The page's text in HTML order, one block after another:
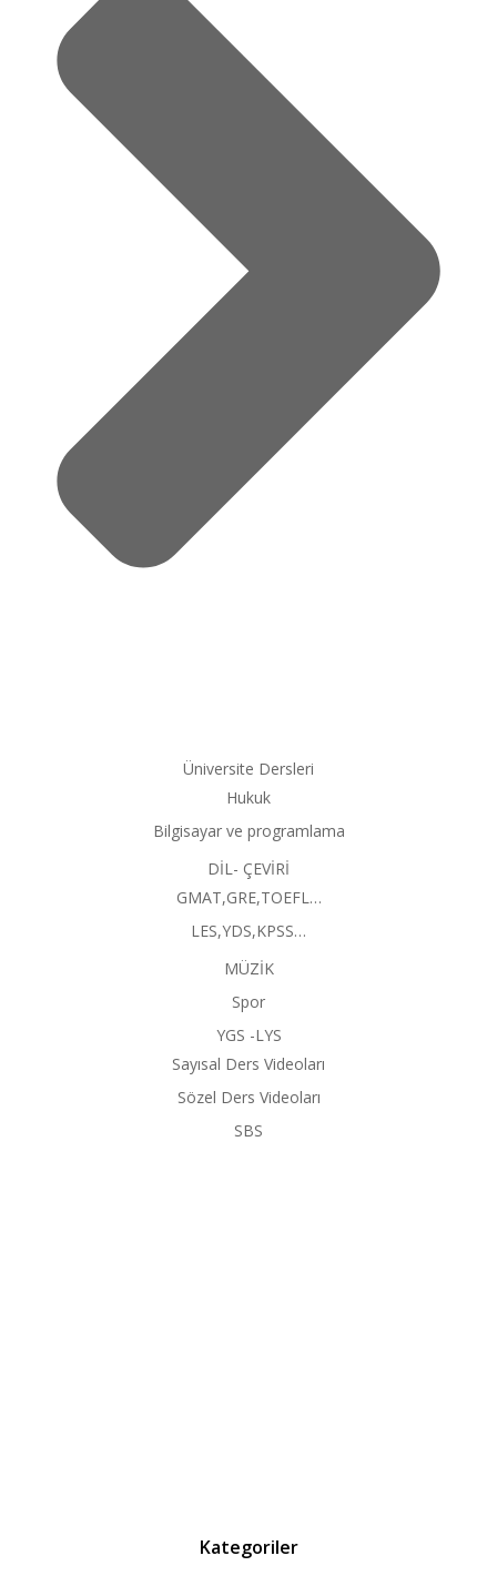
Üniversite Dersleri
Hukuk
Bilgisayar ve programlama
DİL- ÇEVİRİ
GMAT,GRE,TOEFL…
LES,YDS,KPSS…
MÜZİK
Spor
YGS -LYS
Sayısal Ders Videoları
Sözel Ders Videoları
SBS
Kategoriler